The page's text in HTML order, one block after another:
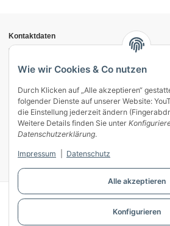
Alle akzeptieren
Konfigurieren
Wie wir Cookies & Co nutzen
Durch Klicken auf „Alle akzeptieren“
folgender Dienste auf unserer Website:
die Einstellung jederzeit ändern
Weitere Details finden Sie unter
Datenschutzerklärung.
Impressum Datenschutz
Kontaktdaten
Informationen
Gesetzliche Informationen
Vertrag widerrufen
Zahlung & Versand
Mein Kundenkonto
Streitschlichtung
Unsere Herstellermarken
Powered byJTL-Shop